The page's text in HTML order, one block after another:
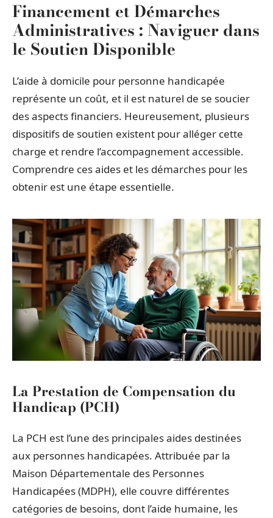
Financement et Démarches
Administratives : Naviguer dans
le Soutien Disponible
L’aide à domicile pour personne handicapée
représente un coût, et il est naturel de se soucier
des aspects financiers. Heureusement, plusieurs
dispositifs de soutien existent pour alléger cette
charge et rendre l’accompagnement accessible.
Comprendre ces aides et les démarches pour les
obtenir est une étape essentielle.
La Prestation de Compensation du
Handicap (PCH)
La PCH est l’une des principales aides destinées
aux personnes handicapées. Attribuée par la
Maison Départementale des Personnes
Handicapées (MDPH), elle couvre différentes
catégories de besoins, dont l’aide humaine, les